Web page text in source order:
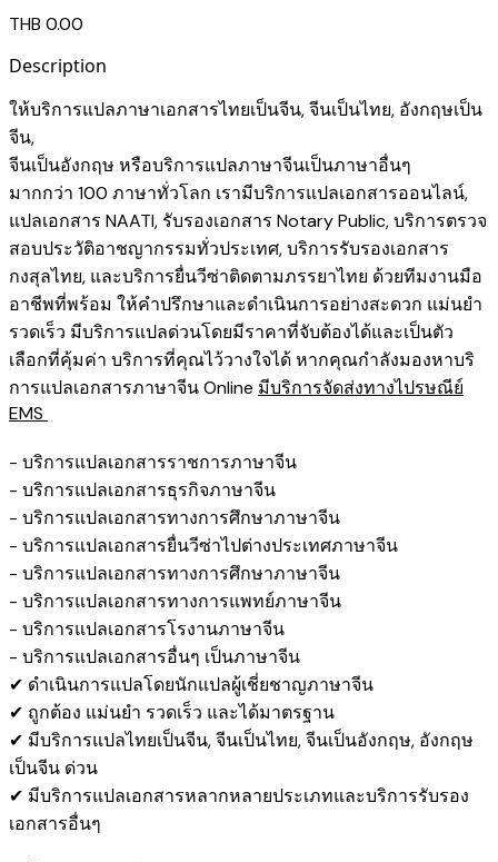
THB 0.00
Description
ให้บริการแปลภาษาเอกสารไทยเป็นจีน, จีนเป็นไทย, อังกฤษเป็น
จีน,
จีนเป็นอังกฤษ หรือบริการแปลภาษาจีนเป็นภาษาอื่นๆ
มากกว่า 100 ภาษาทั่วโลก เรามีบริการแปลเอกสารออนไลน์,
แปลเอกสาร NAATI, รับรองเอกสาร Notary Public,บริการตรวจ
สอบประวัติอาชญากรรม​ทั่วประเทศ,บริการรับรองเอกสาร
กงสุลไทย, และบริการยื่นวีซ่าติดตามภรรยาไทย ด้วยทีมงานมือ
อาชีพที่พร้อม ให้คำปรึกษาและดำเนินการอย่างสะดวก แม่นยำ
รวดเร็ว มีบริการแปลด่วนโดยมีราคาที่จับต้องได้และเป็นตัว
เลือกที่คุ้มค่า บริการที่คุณไว้วางใจได้ หากคุณกำลังมองหาบริ
การแปลเอกสารภาษาจีน Online ​​​ มีบริการจัดส่งทางไปรษณีย์
EMS
- บริการแปลเอกสารราชการภาษาจีน
- บริการแปลเอกสารธุรกิจภาษาจีน
- บริการแปลเอกสารทางการศึกษาภาษาจีน
- บริการแปลเอกสารยื่นวีซ่าไปต่างประเทศภาษาจีน
- บริการแปลเอกสารทางการศึกษาภาษาจีน
- บริการแปลเอกสารทางการแพทย์ภาษาจีน
- บริการแปลเอกสารโรงานภาษาจีน
- บริการแปลเอกสารอื่นๆ เป็นภาษาจีน
✔ ดำเนินการแปลโดยนักแปลผู้เชี่ยชาญภาษาจีน
✔ ถูกต้อง แม่นยำ รวดเร็ว และได้มาตรฐาน
✔ มีบริการแปลไทยเป็นจีน, จีนเป็นไทย, จีนเป็นอังกฤษ, อังกฤษ
เป็นจีน ด่วน
✔ มีบริการแปลเอกสารหลากหลายประเภทและบริการรับรอง
เอกสารอื่นๆ